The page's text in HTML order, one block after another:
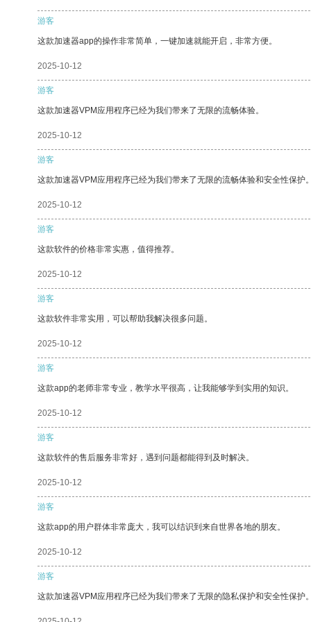
游客
这款加速器app的操作非常简单，一键加速就能开启，非常方便。
2025-10-12
游客
这款加速器VPM应用程序已经为我们带来了无限的流畅体验。
2025-10-12
游客
这款加速器VPM应用程序已经为我们带来了无限的流畅体验和安全性保护
2025-10-12
游客
这款软件的价格非常实惠，值得推荐。
2025-10-12
游客
这款软件非常实用，可以帮助我解决很多问题。
2025-10-12
游客
这款app的老师非常专业，教学水平很高，让我能够学到实用的知识。
2025-10-12
游客
这款软件的售后服务非常好，遇到问题都能得到及时解决。
2025-10-12
游客
这款app的用户群体非常庞大，我可以结识到来自世界各地的朋友。
2025-10-12
游客
这款加速器VPM应用程序已经为我们带来了无限的隐私保护和安全性保护